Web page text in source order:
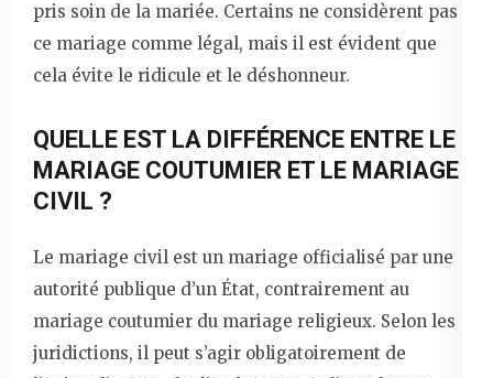
pris soin de la mariée. Certains ne considèrent pas
ce mariage comme légal, mais il est évident que
cela évite le ridicule et le déshonneur.
QUELLE EST LA DIFFÉRENCE ENTRE LE
MARIAGE COUTUMIER ET LE MARIAGE
CIVIL ?
Le mariage civil est un mariage officialisé par une
autorité publique d’un État, contrairement au
mariage coutumier du mariage religieux. Selon les
juridictions, il peut s’agir obligatoirement de